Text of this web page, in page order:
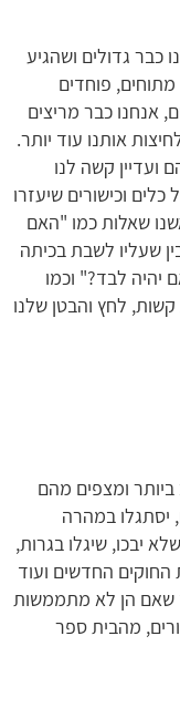
גדולים ושהגיע
פוחדים
אנחנו כבר מריצים
אותנו עוד יותר.
ועדיין קשה לנו
וכישורים שיעזרו
שאלות כמו "האם
שעליו לשבת בכיתה
לבד?" וכמו
לחץ והבטן שלנו
ביותר ומצפים מהם
יסתגלו במהרה
יבכו, שיגלו בגרות,
החוקים החדשים ועוד
שאם הן לא מתממשות
מהבית ספר